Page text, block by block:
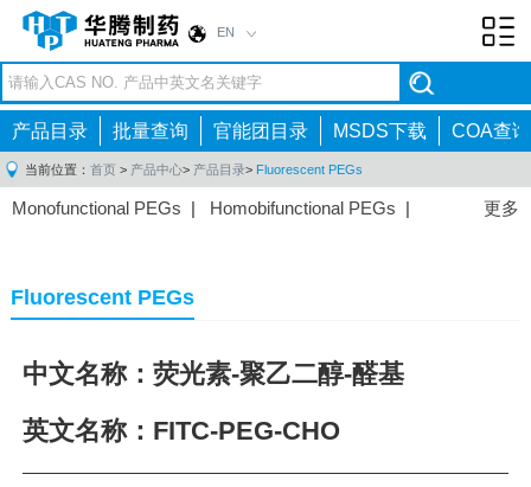
EN
产品目录 批量查询 官能团目录 MSDS下载 COA查询
当前位置： 首页 > 产品中心> 产品目录> Fluorescent PEGs
更多
Monofunctional PEGs | Homobifunctional PEGs |
Fluorescent PEGs
中文名称：荧光素-聚乙二醇-醛基
英文名称：FITC-PEG-CHO